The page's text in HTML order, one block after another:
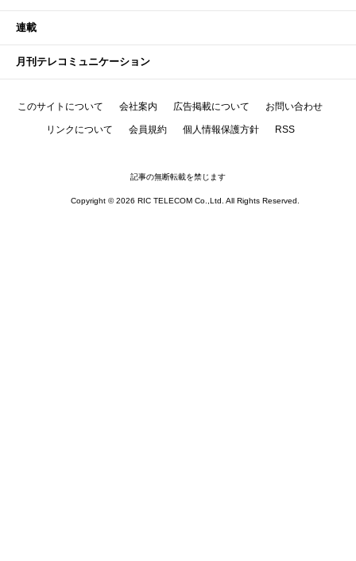
連載
月刊テレコミュニケーション
このサイトについて 会社案内 広告掲載について お問い合わせ
リンクについて 会員規約 個人情報保護方針 RSS
記事の無断転載を禁じます
Copyright © 2026 RIC TELECOM Co.,Ltd. All Rights Reserved.